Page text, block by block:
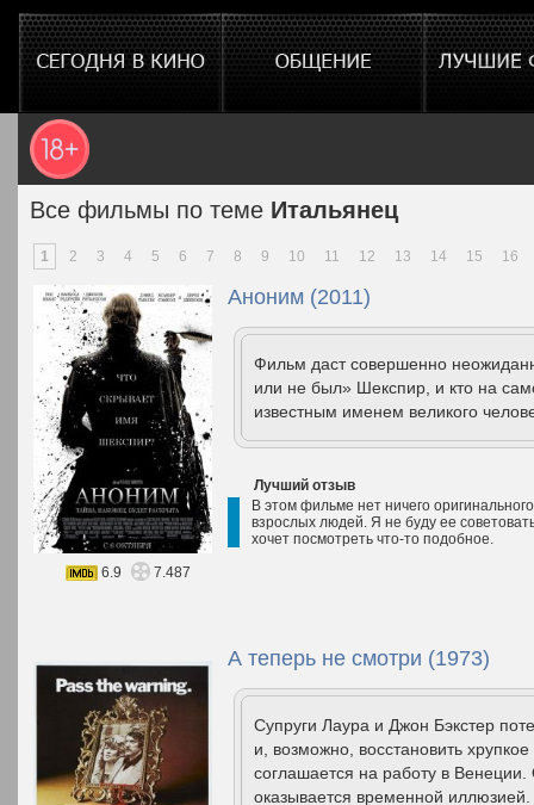
Все фильмы по теме Итальянец
1 2 3 4 5 6 7 8 9 10 11 12 13 14 15 16
Аноним (2011)
Фильм даст совершенно
или не был» Шекспир, и кто на
известным именем великого
Лучший отзыв
В этом фильме нет ничего
взрослых людей. Я не буду ее
хочет посмотреть что-то подобное.
6.9
7.487
А теперь не смотри (1973)
Супруги Лаура и Джон Бэкстер
и, возможно, восстановить
соглашается на работу в
оказывается временной